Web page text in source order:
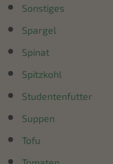
Sonstiges
Spargel
Spinat
Spitzkohl
Studentenfutter
Suppen
Tofu